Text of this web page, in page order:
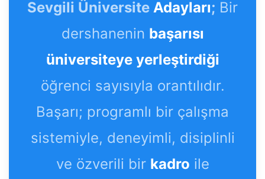
Sevgili Üniversite Adayları; Bir
dershanenin başarısı
üniversiteye yerleştirdiği
öğrenci sayısıyla orantılıdır.
Başarı; programlı bir çalışma
sistemiyle, deneyimli, disiplinli
ve özverili bir kadro ile